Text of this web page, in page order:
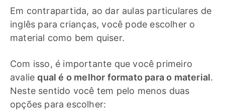
Em contrapartida, ao dar aulas particulares de
inglês para crianças, você pode escolher o
material como bem quiser.
Com isso, é importante que você primeiro
avaliequal é o melhor formato para o material.
Neste sentido você tem pelo menos duas
opções para escolher: